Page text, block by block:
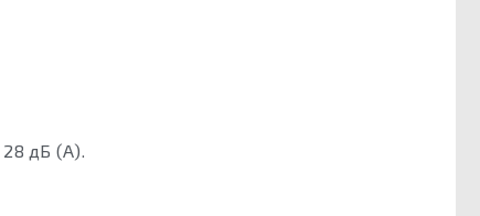
дБ (А).